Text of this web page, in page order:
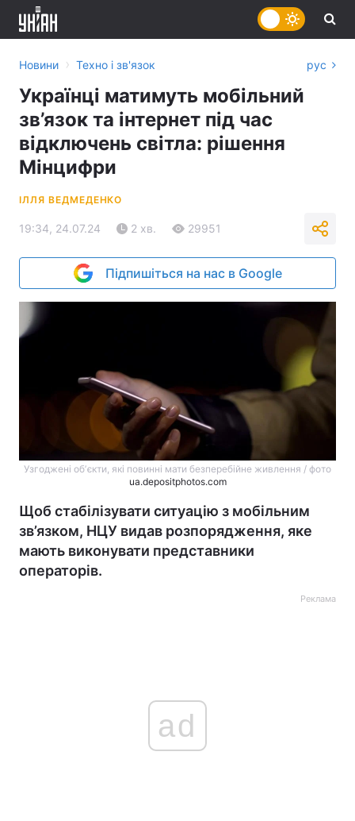
Новини › Техно і зв'язок рус
Українці матимуть мобільний
зв’язок та інтернет під час
відключень світла: рішення
Мінцифри
ІЛЛЯ ВЕДМЕДЕНКО
19:34, 24.07.24 2 хв. 29951
Підпишіться на нас в Google
Узгоджені обʼєкти, які повинні мати безперебійне живлення / фото
ua.depositphotos.com
Щоб стабілізувати ситуацію з мобільним
зв’язком, НЦУ видав розпорядження, яке
мають виконувати представники
операторів.
Реклама
ad